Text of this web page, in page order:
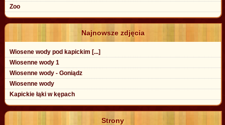
Zoo
Najnowsze zdjęcia
Wiosene wody pod kapickim [...]
Wiosenne wody 1
Wiosenne wody - Goniądz
Wiosenne wody
Kapickie łąki w kępach
Strony